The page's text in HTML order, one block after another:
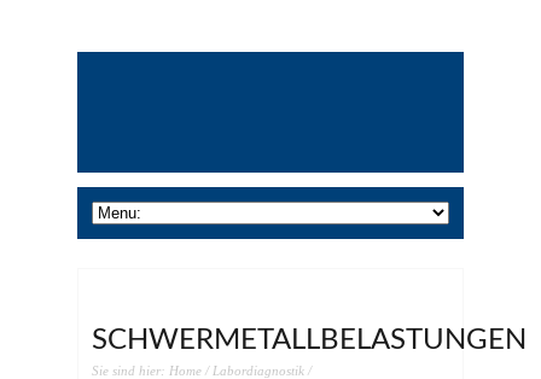
SCHWERMETALLBELASTUNGEN
Sie sind hier: Home / Labordiagnostik /